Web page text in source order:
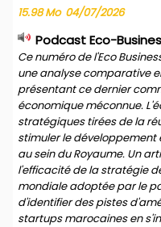
15.98 Mo 04/07/2026
Podcast Eco-
Ce numéro de l'Eco
une analyse comparative
présentant ce dernier
économique méconnue.
stratégiques tirées de la
stimuler le
au sein du Royaume. Un
l'efficacité de la stratégie
mondiale adoptée par le
d'identifier des pistes
startups marocaines en